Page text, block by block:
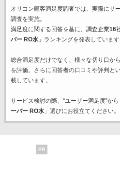
オリコン顧客満足度調査では、実際にサ
調査を実施。
満足度に関する回答を基に、調査企業16
バー RO水」ランキングを発表しています
総合満足度だけでなく、様々な切り口か
を評価。さらに回答者の口コミや評判と
載しています。
サービス検討の際、“ユーザー満足度”か
ーバー RO水」選びにお役立てください。
PR